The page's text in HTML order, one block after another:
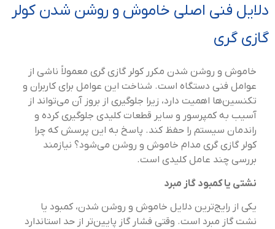
دلایل فنی اصلی خاموش و روشن شدن کولر
گازی گری
خاموش و روشن شدن مکرر کولر گازی گری معمولاً ناشی از
عوامل فنی دستگاه است. شناخت این عوامل برای کاربران و
تکنسین‌ها اهمیت دارد، زیرا جلوگیری از بروز آن می‌تواند از
آسیب به کمپرسور و سایر قطعات کلیدی جلوگیری کرده و
راندمان سیستم را حفظ کند. پاسخ به این پرسش که چرا
کولر گازی گری مدام خاموش و روشن می‌شود؟ نیازمند
بررسی چند عامل کلیدی است.
نشتی یا کمبود گاز مبرد
یکی از رایج‌ترین دلایل خاموش و روشن شدن، کمبود یا
نشت گاز مبرد است. وقتی فشار گاز پایین‌تر از حد استاندارد